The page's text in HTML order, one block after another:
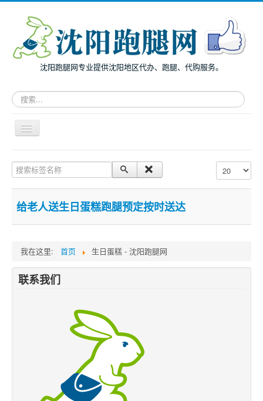
沈阳跑腿网专业提供沈阳地区代办、跑腿、代购服务。
请
输
键
索
跑
腿
服
务
导
航
关
面向个人
兔度动态
跑腿网店
搜索标签名称 每页显示条数
给老人送生日蛋糕跑腿预定按时送达
我在这里: 首页 生日蛋糕 - 沈阳跑腿网
联系我们